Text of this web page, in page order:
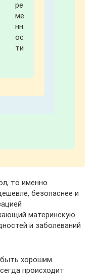
ре
ме
нн
ос
ти
.
то именно
безопаснее и
материнскую
и заболеваний
хорошим
происходит